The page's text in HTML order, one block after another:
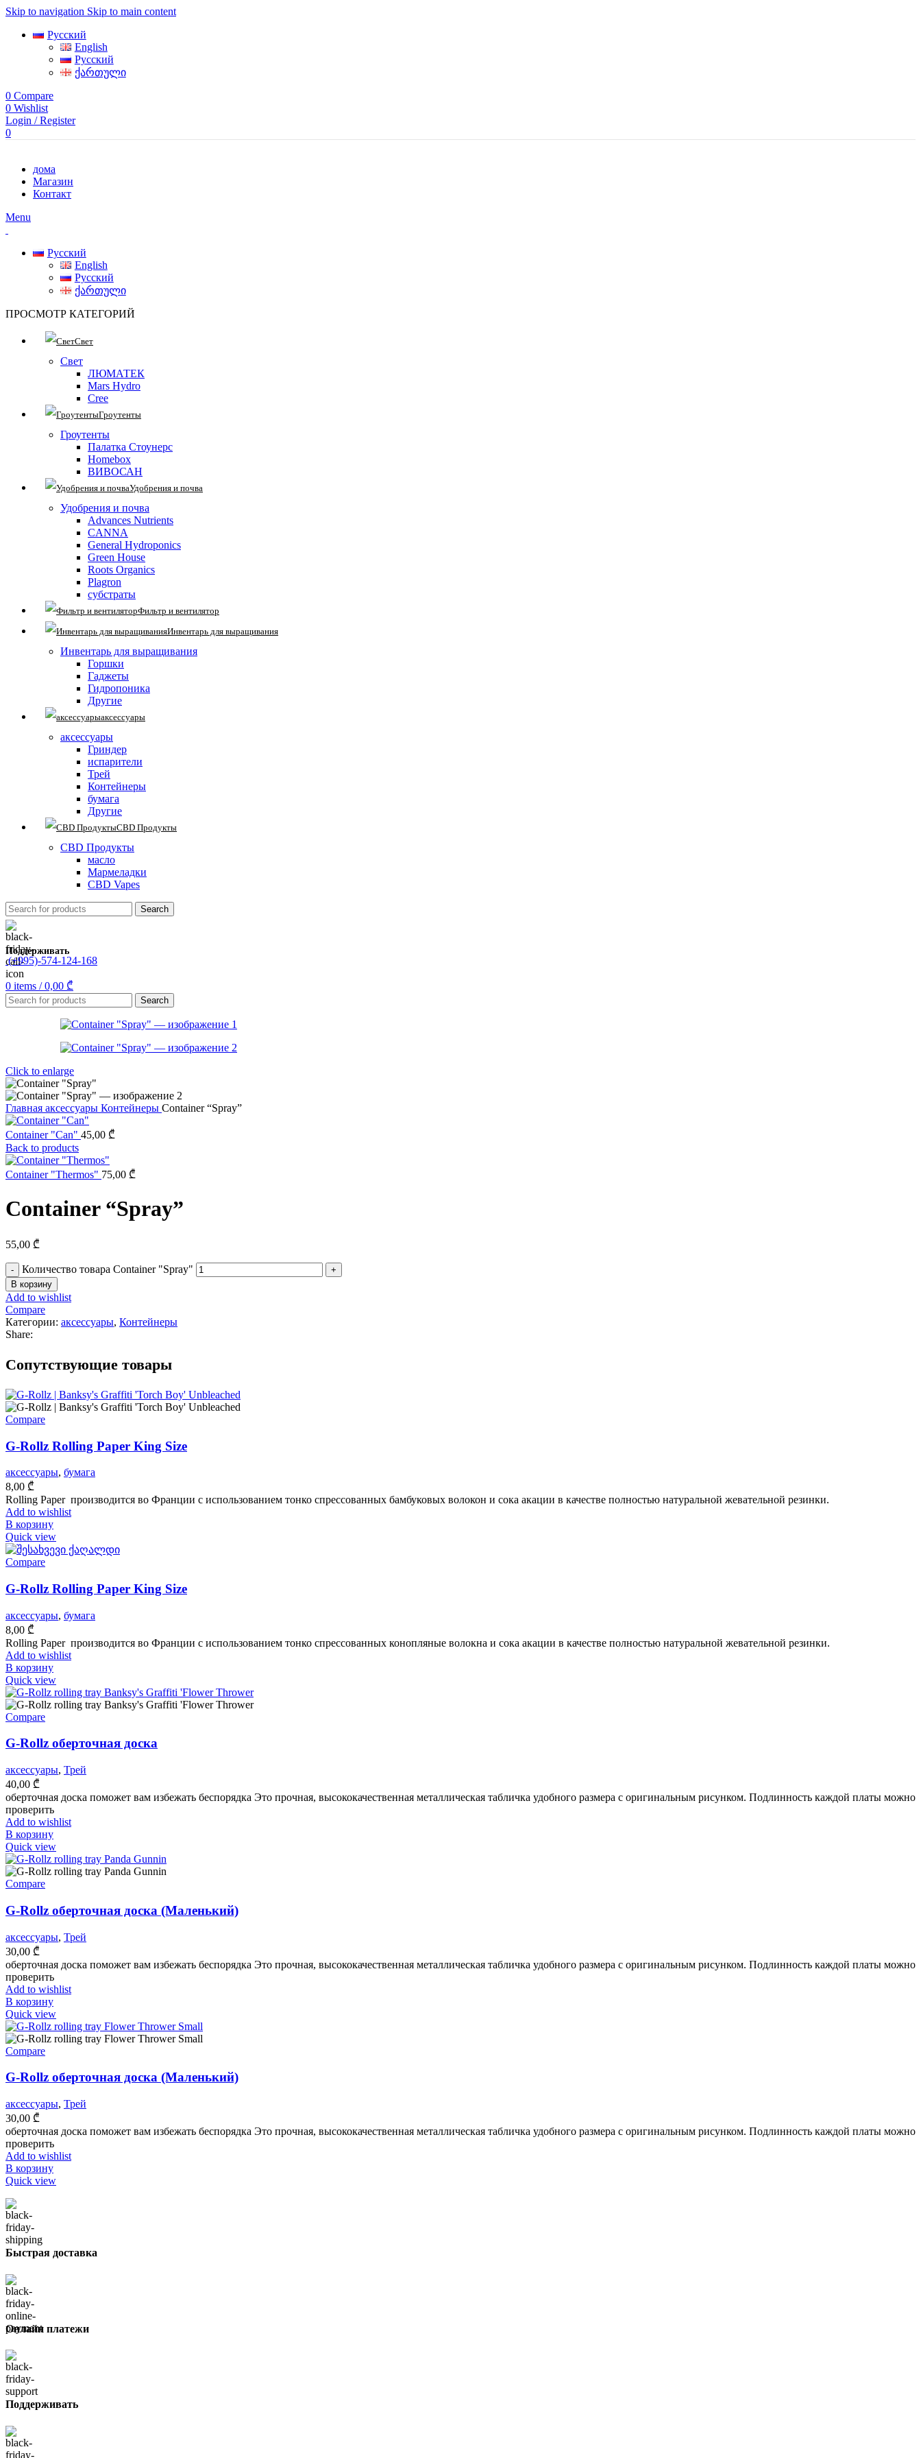
Skip to navigation Skip to main content
Русский
English
Русский
ქართული
0 Compare
0 Wishlist
Login / Register
0
дома
Магазин
Контакт
Menu
Русский
English
Русский
ქართული
ПРОСМОТР КАТЕГОРИЙ
Свет
Свет
ЛЮМАТЕК
Mars Hydro
Cree
Гроутенты
Гроутенты
Палатка Стоунерс
Homebox
ВИВОСАН
Удобрения и почва
Удобрения и почва
Advances Nutrients
CANNA
General Hydroponics
Green House
Roots Organics
Plagron
субстраты
Фильтр и вентилятор
Инвентарь для выращивания
Инвентарь для выращивания
Горшки
Гаджеты
Гидропоника
Другие
аксессуары
аксессуары
Гриндер
испарители
Трей
Контейнеры
бумага
Другие
CBD Продукты
CBD Продукты
масло
Мармеладки
CBD Vapes
Search
Поддерживать
(+995)-574-124-168
0 items / 0,00 ₾
Search
Click to enlarge
Главная аксессуары Контейнеры Container “Spray”
Container "Can" 45,00 ₾
Back to products
Container "Thermos" 75,00 ₾
Container “Spray”
55,00 ₾
Количество товара Container "Spray"
В корзину
Add to wishlist
Compare
Категории: аксессуары, Контейнеры
Share:
Cопутствующие товары
Compare
G-Rollz Rolling Paper King Size
аксессуары, бумага
8,00 ₾
Rolling Paper производится во Франции с использованием тонко спрессованных бамбуковых волокон и сока акации в качестве полностью натуральной жевательной резинки.
Add to wishlist
В корзину
Quick view
Compare
G-Rollz Rolling Paper King Size
аксессуары, бумага
8,00 ₾
Rolling Paper производится во Франции с использованием тонко спрессованных конопляные волокна и сока акации в качестве полностью натуральной жевательной резинки.
Add to wishlist
В корзину
Quick view
Compare
G-Rollz оберточная доска
аксессуары, Трей
40,00 ₾
оберточная доска поможет вам избежать беспорядка Это прочная, высококачественная металлическая табличка удобного размера с оригинальным рисунком. Подлинность каждой платы можно
проверить
Add to wishlist
В корзину
Quick view
Compare
G-Rollz оберточная доска (Маленький)
аксессуары, Трей
30,00 ₾
оберточная доска поможет вам избежать беспорядка Это прочная, высококачественная металлическая табличка удобного размера с оригинальным рисунком. Подлинность каждой платы можно
проверить
Add to wishlist
В корзину
Quick view
Compare
G-Rollz оберточная доска (Маленький)
аксессуары, Трей
30,00 ₾
оберточная доска поможет вам избежать беспорядка Это прочная, высококачественная металлическая табличка удобного размера с оригинальным рисунком. Подлинность каждой платы можно
проверить
Add to wishlist
В корзину
Quick view
Быстрая доставка
Онлайн платежи
Поддерживать